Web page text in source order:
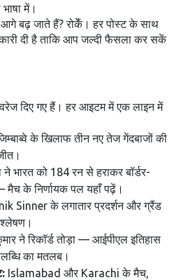
में।
बढ़ जाते हैं? रोकेँ। हर पोस्ट के साथ
दी है ताकि आप जल्दी फैसला कर सकें
दिए गए हैं। हर आइटम में एक लाइन में
के खिलाफ तीन नए तेज गेंदबाजों की
भारत को 184 रन से हराकर बॉर्डर-
मैच के निर्णायक पल यहाँ पढ़ें।
Sinner के लगातार प्रदर्शन और ग्रैंड
ने रिकॉर्ड तोड़ा — आईपीएल इतिहास
का मतलब।
Islamabad और Karachi के मैच,